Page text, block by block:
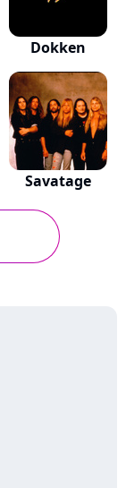
Dokken
Savatage